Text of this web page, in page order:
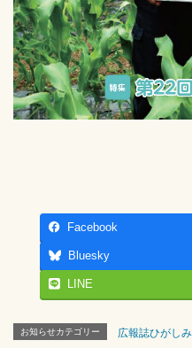
Facebook
Bluesky
LINE
お知らせカテゴリー 広報誌ひがし